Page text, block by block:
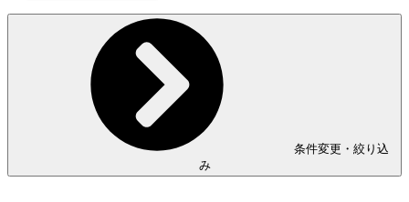
条件変更・絞り込
み